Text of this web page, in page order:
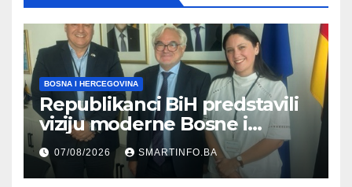
BOSNA I HERCEGOVINA
Republikanci BiH predstavili
viziju moderne Bosne i
Hercegovine ambasadoru
Njemačke
07/08/2026 SMARTINFO.BA